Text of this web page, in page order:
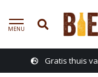
MENU
Gratis thuis